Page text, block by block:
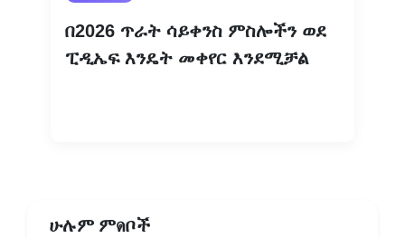
በ2026 ጥራት ሳይቀንስ ምስሎችን ወደ
ፒዲኤፍ እንዴት መቀየር እንደሚቻል
ሁሉም ምดቦች